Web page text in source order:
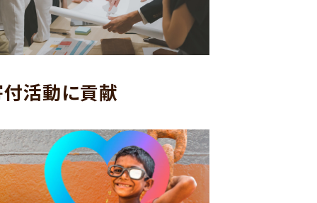
活動に貢献